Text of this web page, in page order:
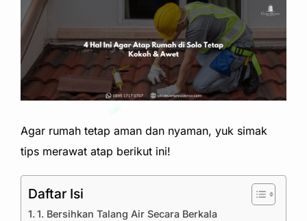
Agar rumah tetap aman dan nyaman, yuk simak
tips merawat atap berikut ini!
Daftar Isi
1. Bersihkan Talang Air Secara Berkala